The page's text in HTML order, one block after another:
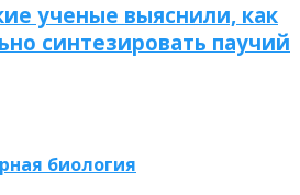
ученые выяснили, как
синтезировать паучий
биология